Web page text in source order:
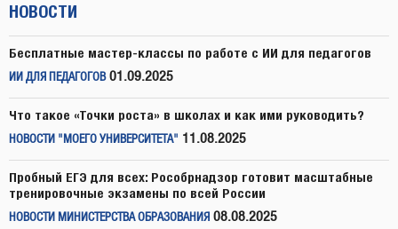
НОВОСТИ
Бесплатные мастер-классы по работе с ИИ для педагогов
ИИ ДЛЯ ПЕДАГОГОВ 01.09.2025
Что такое «Точки роста» в школах и как ими руководить?
НОВОСТИ "МОЕГО УНИВЕРСИТЕТА" 11.08.2025
Пробный ЕГЭ для всех: Рособрнадзор готовит масштабные
тренировочные экзамены по всей России
НОВОСТИ МИНИСТЕРСТВА ОБРАЗОВАНИЯ 08.08.2025